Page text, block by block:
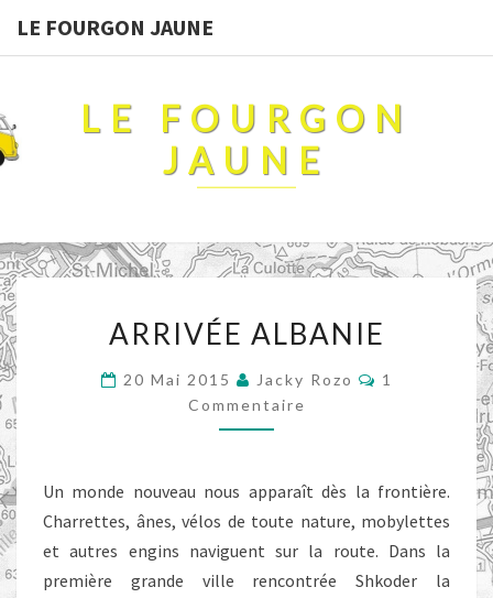
LE FOURGON JAUNE
LE FOURGON
JAUNE
ALBANIE
ARRIVÉE ALBANIE
20 Mai 2015 Jacky Rozo
1
Commentaire
Un monde nouveau nous apparaît dès la frontière.
Charrettes, ânes, vélos de toute nature, mobylettes
et autres engins naviguent sur la route. Dans la
première grande ville rencontrée Shkoder la